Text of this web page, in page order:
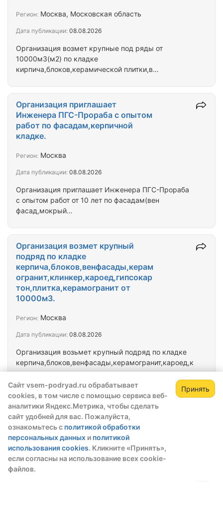
Сайт vsem-podryad.ru обрабатывает
cookies, в том числе с помощью сервиса веб-
аналитики Яндекс.Метрика, чтобы сделать
сайт удобней для вас. Пожалуйста,
ознакомьтесь с политикой обработки
персональных данных и политикой
использования cookies. Кликните «Принять»,
если согласны на использование всех cookie-
файлов.
Принять
Организация возмет крупные под ряды от
10000м3(м2) по кладке
кирпича,блоков,керамической плитки,в
Регион: Москва, Московская область
Дата публикации: 08.08.2026
Организация приглашает Инженера ПГС-Прораба
с опытом работ от 10 лет по фасадам(вен
фасад,мокрый
плюс процент от сделки.Возраст от 40-55 лет
Высшее строительное образование,без вредных
привычек.
Организация приглашает
Инженера ПГС-Прораба с опытом
работ по фасадам,керпичной
кладке.
Регион: Москва
Дата публикации: 08.08.2026
Организация возьмет крупный подряд по кладке
керпича,блоков,венфасады,керамогранит,кароед,к
линкер,гипсокартон,керамическая плитка в
г.Москва от 10000м3 и более.Аванс до 30% по
факту заключения договора
Организация возмет крупный
подряд по кладке
керпича,блоков,венфасады,керам
огранит,клинкер,кароед,гипсокар
тон,плитка,керамогранит от
10000м3.
Регион: Москва
Дата публикации: 08.08.2026
Организация возмет крупный
подряд по вентиляции
зданий,домов,ТЦ,в г.Москве.
Регион:Москва
Дата публикации: